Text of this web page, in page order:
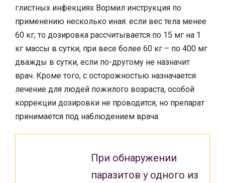
глистных инфекциях Вормил инструкция по
применению несколько иная: если вес тела менее
60 кг, то дозировка рассчитывается по 15 мг на 1
кг массы в сутки, при весе более 60 кг – по 400 мг
дважды в сутки, если по-другому не назначит
врач. Кроме того, с осторожностью назначается
лечение для людей пожилого возраста, особой
коррекции дозировки не проводится, но препарат
принимается под наблюдением врача.
При обнаружении
паразитов у одного из